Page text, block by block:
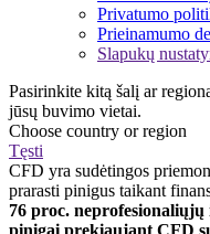
Privatumo
Prieinamumo
Slapukų
Pasirinkite kitą šalį ar
jūsų buvimo vietai.
Choose country or region
Tęsti
CFD yra sudėtingos
prarasti pinigus taikant
76 proc.
pinigai prekiaujant CFD